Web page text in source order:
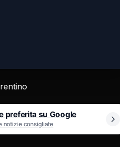
preferita su Google
notizie consigliate